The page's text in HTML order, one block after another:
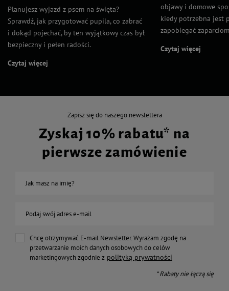
Planujesz wyjazd z psem na święta?
Sprawdź, jak przygotować pupila, co zabrać
i dokąd pojechać, by ten wyjątkowy czas był
bezpieczny i pełen radości.
Czytaj więcej
objawy i domowe
kiedy potrzebna jest
zapobiegać
Czytaj więcej
Zapisz się do naszego newslettera
Zyskaj 10% rabatu* na
pierwsze zamówienie
Jak masz na imię?
Podaj swój adres e-mail
Chcę otrzymywać E-mail Newsletter. Wyrażam zgodę na
przetwarzanie moich danych osobowych do celów
marketingowych zgodnie z polityką prywatności
* Rabaty nie łączą się